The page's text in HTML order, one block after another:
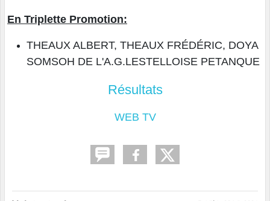
En Triplette Promotion:
THEAUX ALBERT, THEAUX FRÉDÉRIC, DOYA
SOMSOH DE L'A.G.LESTELLOISE PETANQUE
Résultats
WEB TV